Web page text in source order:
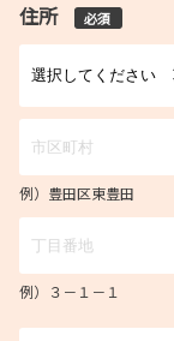
住所 必須
例）豊田区東豊田
例）３－１－１